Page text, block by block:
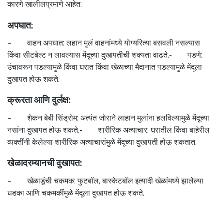
कारणे खालीलप्रमाणे आहेत:
अपघात:
– वाहन अपघात: लहान मुलं वाहनांमध्ये योग्यरित्या बसवली नसल्यास
किंवा सीटबेल्ट न लावल्यास मेंदूच्या दुखापतीची शक्यता वाढते.- पडणे:
उंचावरून पडल्यामुळे किंवा घरात किंवा खेळाच्या मैदानात पडल्यामुळे मेंदूला
दुखापत होऊ शकते.
क्रूरता आणि दुर्लक्ष:
– शेकन बेबी सिंड्रोम: अत्यंत जोराने लाहान मुलांना हलविल्यामुळे मेंदूच्या
नसांना दुखापत होऊ शकते.- शारीरिक अत्याचार: घरातील किंवा बाहेरील
व्यक्तींनी केलेल्या शारीरिक अत्याचारांमुळे मेंदूच्या दुखापती होऊ शकतात.
खेळादरम्यानची दुखापत:
– खेळाडूंची चकमक: फुटबॉल, बास्केटबॉल इत्यादी खेळांमध्ये झालेल्या
धडका आणि चकमकींमुळे मेंदूला दुखापत होऊ शकते.